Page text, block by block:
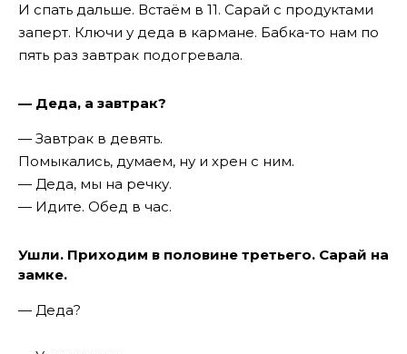
И спать дальше. Встаём в 11. Сарай с продуктами
заперт. Ключи у деда в кармане. Бабка-то нам по
пять раз завтрак подогревала.
— Деда, а завтрак?
— Завтрак в девять.
Помыкались, думаем, ну и хрен с ним.
— Деда, мы на речку.
— Идите. Обед в час.
Ушли. Приходим в половине третьего. Сарай на
замке.
— Деда?